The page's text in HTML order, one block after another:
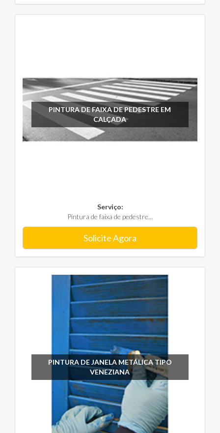
PINTURA DE FAIXA DE PEDESTRE EM
CALÇADA
Serviço:
Pintura de faixa de pedestre...
Solicite Agora
PINTURA DE JANELA METÁLICA TIPO
VENEZIANA